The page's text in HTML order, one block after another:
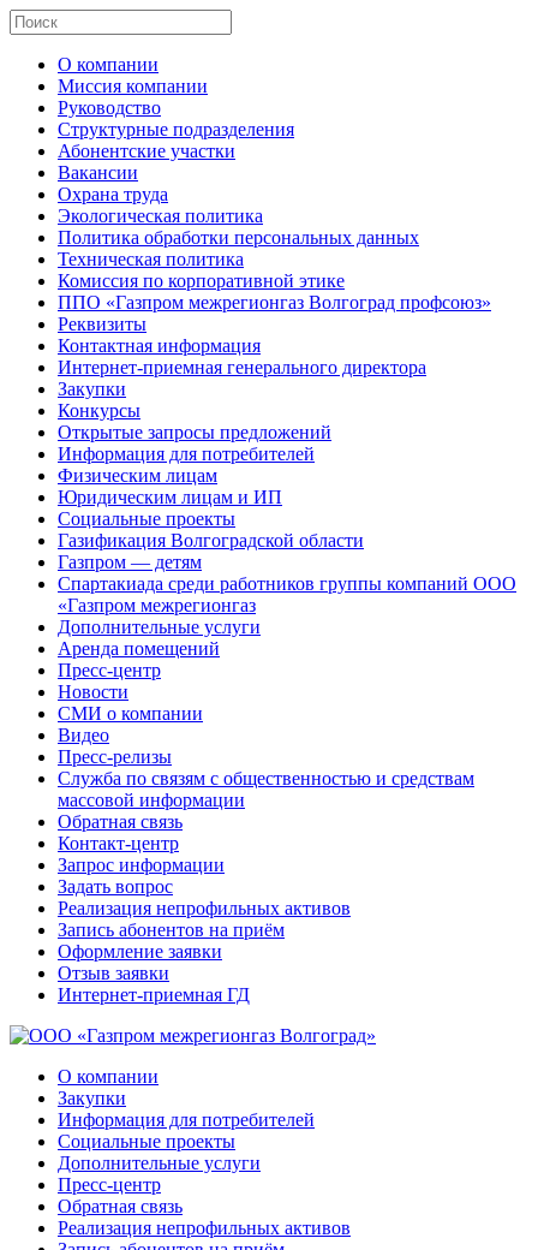
О компании
Миссия компании
Руководство
Структурные подразделения
Абонентские участки
Вакансии
Охрана труда
Экологическая политика
Политика обработки персональных данных
Техническая политика
Комиссия по корпоративной этике
ППО «Газпром межрегионгаз Волгоград профсоюз»
Реквизиты
Контактная информация
Интернет-приемная генерального директора
Закупки
Конкурсы
Открытые запросы предложений
Информация для потребителей
Физическим лицам
Юридическим лицам и ИП
Социальные проекты
Газификация Волгоградской области
Газпром — детям
Спартакиада среди работников группы компаний ООО
«Газпром межрегионгаз
Дополнительные услуги
Аренда помещений
Пресс-центр
Новости
СМИ о компании
Видео
Пресс-релизы
Служба по связям с общественностью и средствам
массовой информации
Обратная связь
Контакт-центр
Запрос информации
Задать вопрос
Реализация непрофильных активов
Запись абонентов на приём
Оформление заявки
Отзыв заявки
Интернет-приемная ГД
О компании
Закупки
Информация для потребителей
Социальные проекты
Дополнительные услуги
Пресс-центр
Обратная связь
Реализация непрофильных активов